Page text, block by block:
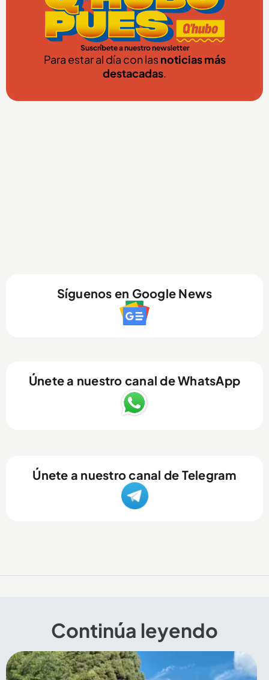
Suscríbete a nuestro newsletter
Para estar al día con lasnoticias más
destacadas
Síguenos en Google News
Únete a nuestro canal de WhatsApp
Únete a nuestro canal de Telegram
Continúa leyendo